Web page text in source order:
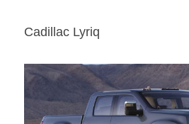
Cadillac Lyriq